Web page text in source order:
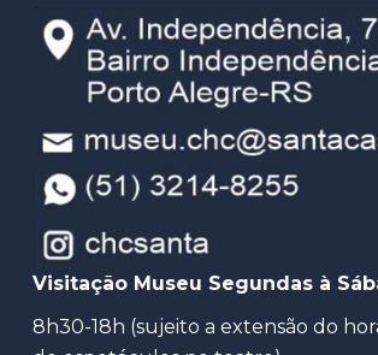
Visitação Museu Segundas à
8h30-18h (sujeito a extensão do